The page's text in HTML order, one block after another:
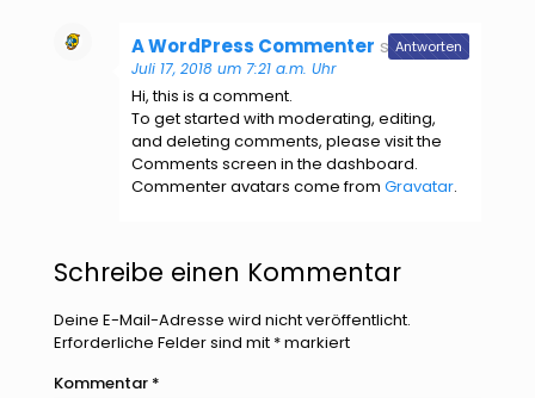
A WordPress Commenter sagt:
Juli 17, 2018 um 7:21 a.m. Uhr
Hi, this is a comment.
To get started with moderating, editing,
and deleting comments, please visit the
Comments screen in the dashboard.
Commenter avatars come from Gravatar.
Antworten
Schreibe einen Kommentar
Deine E-Mail-Adresse wird nicht veröffentlicht.
Erforderliche Felder sind mit *markiert
Kommentar *